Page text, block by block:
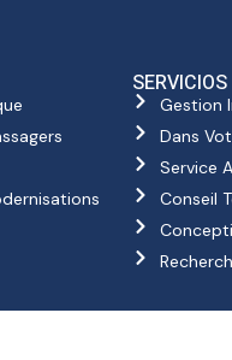
SERVICIOS
Gestion
Dans
Service
Conseil